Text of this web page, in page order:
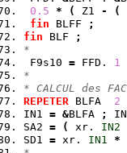
0.5
* ( Z1 -
(
fin BLFF
;
fin BLF
;
*
F9s10 = FFD. 1
*
* CALCUL des
REPETER BLFA 2
IN1 = &BLFA ;
SA2 = ( xr. IN2
SD1 = xr. IN1 *